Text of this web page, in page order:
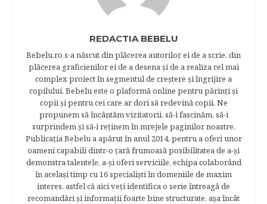
REDACTIA BEBELU
Bebelu.ro s-a născut din plăcerea autorilor ei de a scrie, din
plăcerea graficienilor ei de a desena şi de a realiza cel mai
complex proiect în segmentul de creştere şi îngrijire a
copilului. Bebelu este o plaformă online pentru părinţi şi
copii şi pentru cei care ar dori să redevină copii. Ne
propunem să încântăm vizitatorii, să-i fascinăm, să-i
surprindem şi să-i reţinem în mrejele paginilor noastre.​
Publicația Bebelu a apărut în anul 2014, pentru a oferi unor
oameni capabili dintr-o ţară frumoasă posibilitatea de a-şi
demonstra talentele, a-şi oferi serviciile, echipa colaborând
în acelaşi timp cu 16 specialişti în domeniile de maxim
interes, astfel că aici veţi identifica o serie întreagă de
recomandări şi informaţii foarte bine structurate, aşa încât